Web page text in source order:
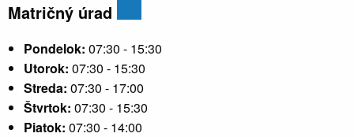
Matričný úrad
Pondelok: 07:30 - 15:30
Utorok: 07:30 - 15:30
Streda: 07:30 - 17:00
Štvrtok: 07:30 - 15:30
Piatok: 07:30 - 14:00